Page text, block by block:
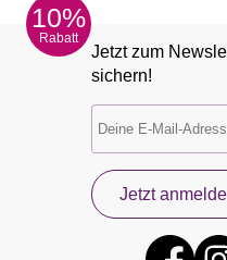
10%
Rabatt
Jetzt zum
sichern!
Jetzt